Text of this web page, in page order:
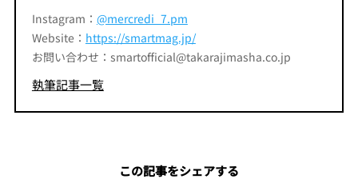
Instagram： @mercredi_7.pm
Website： https://smartmag.jp/
お問い合わせ：smartofficial@takarajimasha.co.jp
執筆記事一覧
この記事をシェアする